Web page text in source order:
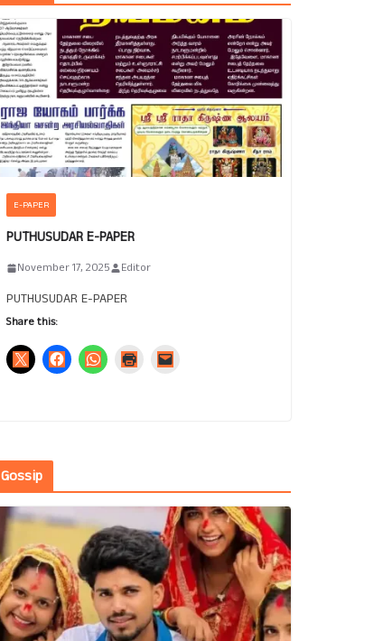
E-PAPER
PUTHUSUDAR E-PAPER
November 17, 2025 Editor
PUTHUSUDAR E-PAPER
Share this:
Gossip